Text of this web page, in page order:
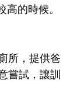
的時候。
所，提供爸
嘗試，讓訓